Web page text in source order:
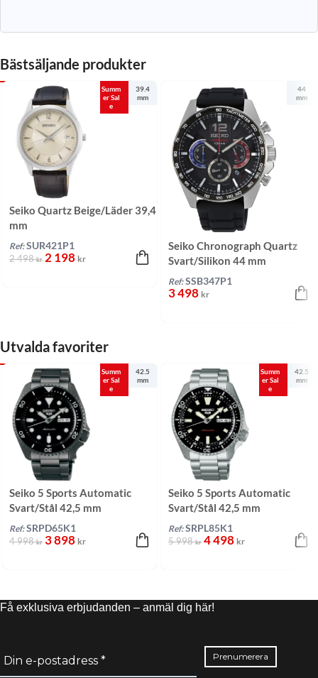
Bästsäljande produkter
Summ
er Sal
e
39.4
mm
Seiko Quartz Beige/Läder 39,4
mm
Ref: SUR421P1
2 498kr 2 198 kr
44
mm
Seiko Chronograph Quartz
Svart/Silikon 44 mm
Ref: SSB347P1
3 498 kr
Utvalda favoriter
Summ
er Sal
e
42.5
mm
Seiko 5 Sports Automatic
Svart/Stål 42,5 mm
Ref: SRPD65K1
4 998kr 3 898 kr
Summ
er Sal
e
42.5
mm
Seiko 5 Sports Automatic
Svart/Stål 42,5 mm
Ref: SRPL85K1
5 998kr 4 498 kr
Få exklusiva erbjudanden – anmäl dig här!